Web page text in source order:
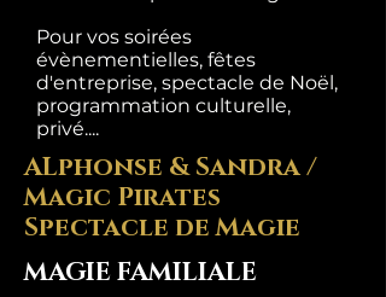
Pour vos soirées
évènementielles, fêtes
d'entreprise, spectacle de Noël,
programmation culturelle,
privé....
ALphonse & Sandra /
Magic Pirates
Spectacle de Magie
MAGIE FAMILIALE